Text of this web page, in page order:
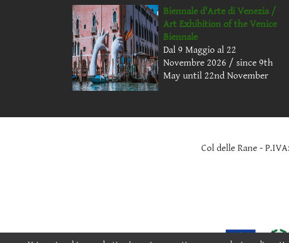
Biennale d'Arte di Venezia /
Art Exhibition of the Venice
Biennale
Dal 9 Maggio al 22
Novembre 2026 / since 9th
May until 22nd November
Col delle Rane -